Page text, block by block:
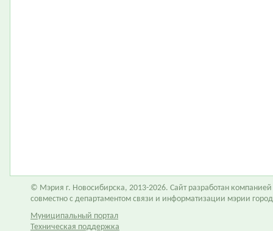
© Мэрия г. Новосибирска, 2013-2026. Сайт разработан компанией
совместно с департаментом связи и информатизации мэрии
Муниципальный портал
Техническая поддержка